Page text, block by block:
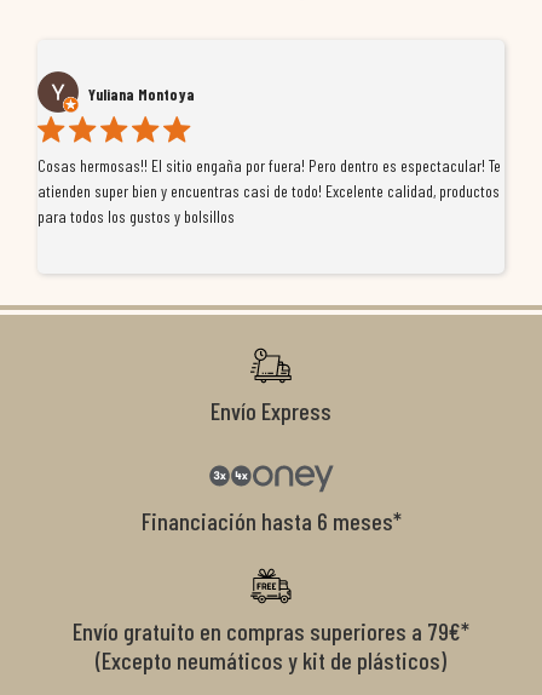
Yuliana Montoya
Cosas hermosas!! El sitio engaña por fuera! Pero dentro es espectacular! Te
atienden super bien y encuentras casi de todo! Excelente calidad, productos
para todos los gustos y bolsillos
Envío Express
Financiación hasta 6 meses*
Envío gratuito en compras superiores a 79€*
(Excepto neumáticos y kit de plásticos)